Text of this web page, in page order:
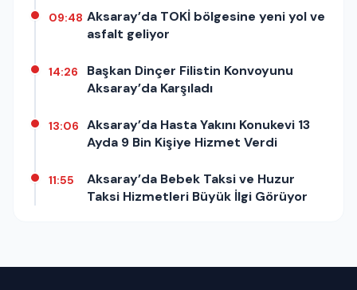
09:48 Aksaray’da TOKİ bölgesine yeni yol ve
asfalt geliyor
14:26
Başkan Dinçer Filistin Konvoyunu
Aksaray’da Karşıladı
13:06
Aksaray’da Hasta Yakını Konukevi 13
Ayda 9 Bin Kişiye Hizmet Verdi
11:55
Aksaray’da Bebek Taksi ve Huzur
Taksi Hizmetleri Büyük İlgi Görüyor